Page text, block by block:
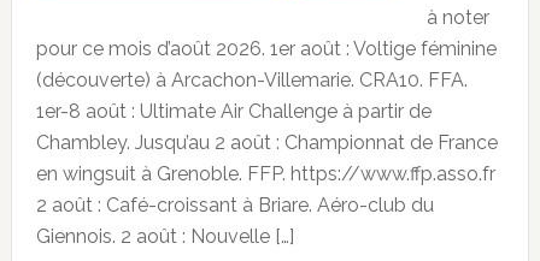
à noter
pour ce mois d’août 2026. 1er août : Voltige féminine
(découverte) à Arcachon-Villemarie. CRA10. FFA.
1er-8 août : Ultimate Air Challenge à partir de
Chambley. Jusqu’au 2 août : Championnat de France
en wingsuit à Grenoble. FFP. https://www.ffp.asso.fr
2 août : Café-croissant à Briare. Aéro-club du
Giennois. 2 août : Nouvelle […]